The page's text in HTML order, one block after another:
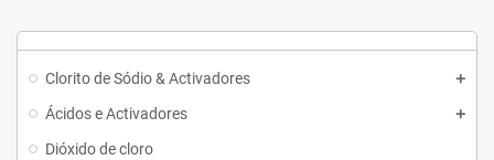
Clorito de Sódio & Activadores
Ácidos e Activadores
Dióxido de cloro